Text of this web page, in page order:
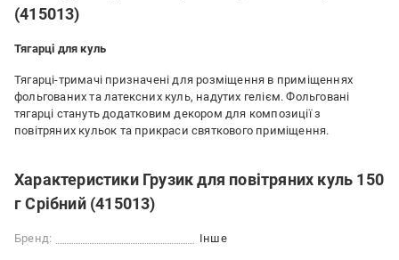
(415013)
Тягарці для куль
Тягарці-тримачі призначені для розміщення в приміщеннях
фольгованих та латексних куль, надутих гелієм. Фольговані
тягарці стануть додатковим декором для композиції з
повітряних кульок та прикраси святкового приміщення.
Характеристики Грузик для повітряних куль 150
г Срібний (415013)
Бренд: Інше